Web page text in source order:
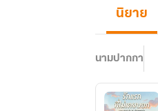
นิยาย
นามปากกา